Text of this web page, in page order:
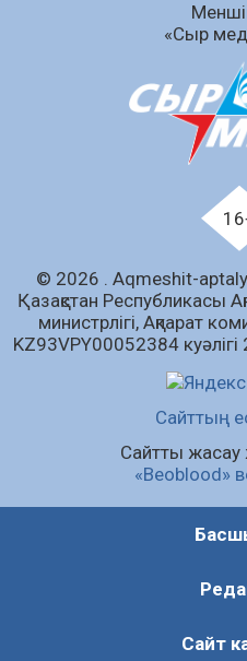
Қазақстандықтардың
Құрылтай үшін дауыс
Мектептен – Ұлттық
Ағза донорлығы
түсіндіру жұмыстары
Трансплантациялық
донорлық процесті
тақырыбында семинар
құрамы тексерілді:
04.08.2026
Барлық
«Сыр
© 2026 . Аqmeshit-
Қазақстан Республикасы
министрлігі, Ақпарат
KZ93VPY00052384
Сайттың
Сайтты жасау
«Beoblood»
Сайт